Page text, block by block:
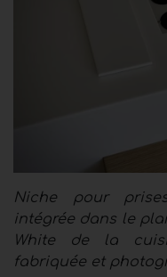
Niche pour
intégrée dans le
White de la
fabriquée et